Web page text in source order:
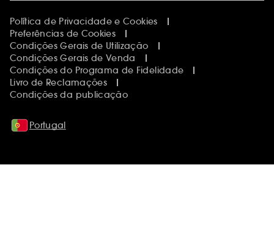
Política de Privacidade e Cookies
Preferências de Cookies
Condições Gerais de Utilização
Condições Gerais de Venda
Condições do Programa de Fidelidade
Livro de Reclamações
Condições da publicação
Portugal